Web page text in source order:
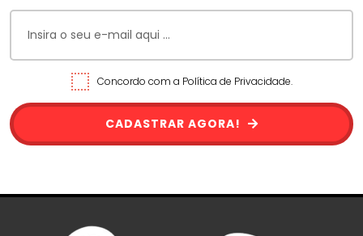
Concordo com a Política de Privacidade.
CADASTRAR AGORA!